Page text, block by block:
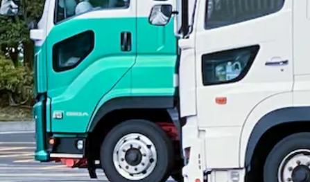
想定給与
月給￥129,600〜￥158,400
勤務時間
午前11時〜午後4時
勤務地
長崎県雲仙市